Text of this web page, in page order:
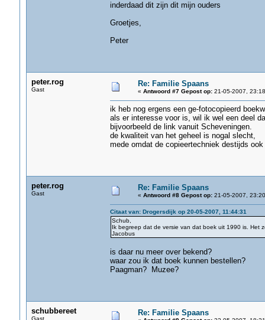
inderdaad dit zijn dit mijn ouders
Groetjes,
Peter
peter.rog
Gast
Re: Familie Spaans
« Antwoord #7 Gepost op:21-05-2007,
ik heb nog ergens een ge-fotocopieerd
als er interesse voor is, wil ik wel een deel
bijvoorbeeld de link vanuit Scheveningen.
de kwaliteit van het geheel is nogal slecht,
mede omdat de copieertechniek destijds
peter.rog
Gast
Re: Familie Spaans
« Antwoord #8 Gepost op:21-05-2007,
Citaat van: Drogersdijk op 20-05-2007, 11:44:31
Schub,
Ik begreep dat de versie van dat boek uit 1990 is. Het
Jacobus
is daar nu meer over bekend?
waar zou ik dat boek kunnen bestellen?
Paagman? Muzee?
schubbereet
Gast
Re: Familie Spaans